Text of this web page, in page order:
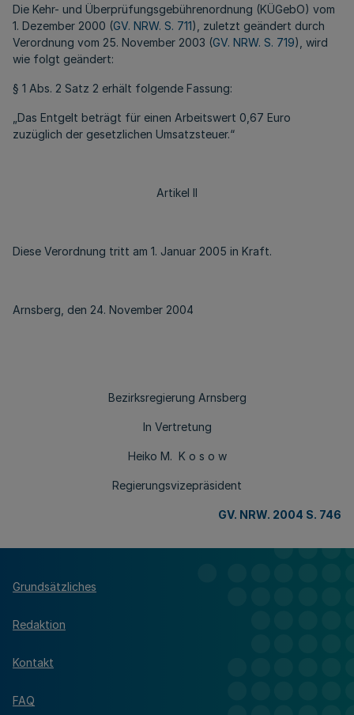
Die Kehr- und Überprüfungsgebührenordnung (KÜGebO) vom
1. Dezember 2000 (GV. NRW. S. 711), zuletzt geändert durch
Verordnung vom 25. November 2003 (GV. NRW. S. 719), wird
wie folgt geändert:
§ 1 Abs. 2 Satz 2 erhält folgende Fassung:
„Das Entgelt beträgt für einen Arbeitswert 0,67 Euro
zuzüglich der gesetzlichen Umsatzsteuer.“
Artikel II
Diese Verordnung tritt am 1. Januar 2005 in Kraft.
Arnsberg, den 24. November 2004
Bezirksregierung Arnsberg
In Vertretung
Heiko M. K o s o w
Regierungsvizepräsident
GV. NRW. 2004 S. 746
Grundsätzliches
Redaktion
Kontakt
FAQ